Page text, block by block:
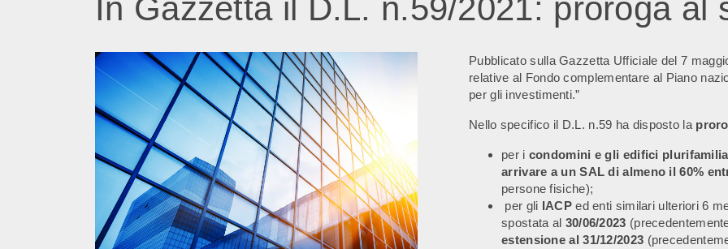
In Gazzetta il D.L. n.59/2021: proroga al
Pubblicato sulla Gazzetta Ufficiale del 7
relative al Fondo complementare al Piano
per gli investimenti.”
Nello specifico il D.L. n.59 ha disposto la
per i condomini e gli edifici
arrivare a un SAL di almeno il 60%
persone fisiche);
per gli IACPed enti similari ulteriori 6
spostata al 30/06/2023
estensione al 31/12/2023